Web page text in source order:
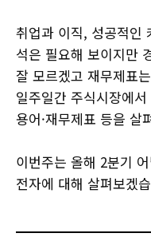
취업과 이직, 성공적인
석은 필요해 보이지만
잘 모르겠고 재무제표
일주일간 주식시장에
용어·재무제표 등을 살
이번주는 올해 2분기
전자에 대해 살펴보겠